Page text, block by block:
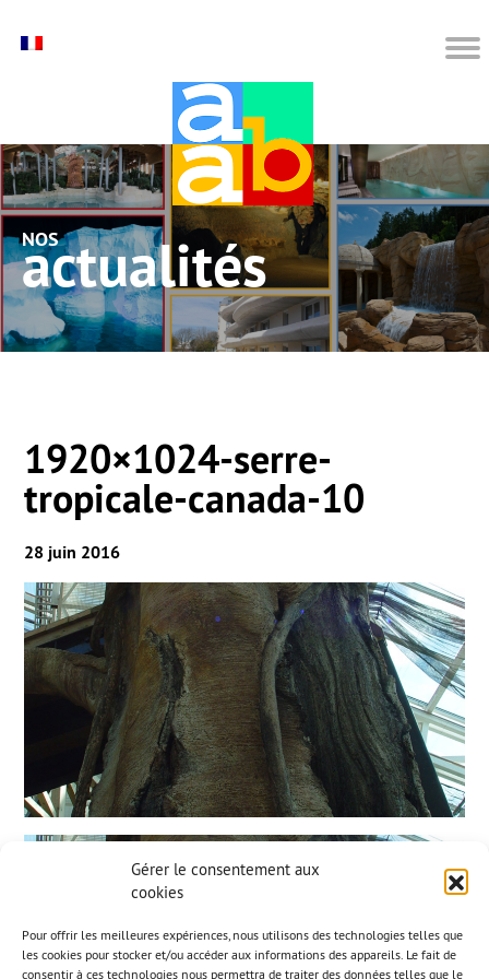
Gérer le consentement aux
cookies
Pour offrir les meilleures expériences, nous utilisons des technologies telles que
les cookies pour stocker et/ou accéder aux informations des appareils. Le fait de
consentir à ces technologies nous permettra de traiter des données telles que le
nos actualités
1920×1024-serre-
tropicale-canada-10
28 juin 2016